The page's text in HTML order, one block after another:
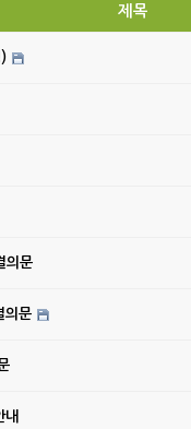
제목
)
의문
의문
내